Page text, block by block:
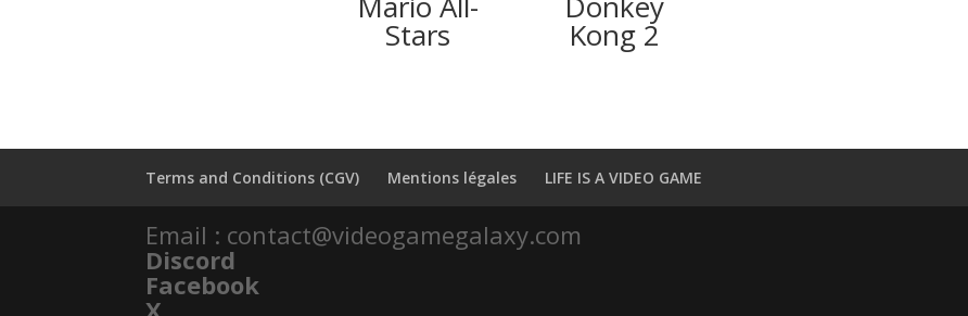
Stars Kong 2
Terms and Conditions (CGV) Mentions légales LIFE IS A VIDEO GAME
Email : contact@videogamegalaxy.com
Discord
Facebook
X